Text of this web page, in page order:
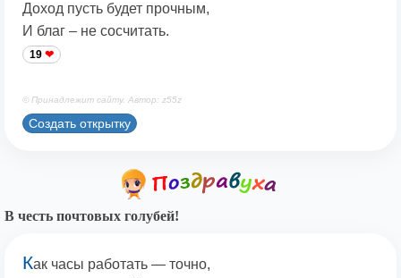
Доход пусть будет прочным,
И благ – не сосчитать.
19
© Принадлежит сайту. Автор: z55z
Создать открытку
В честь почтовых голубей!
Как часы работать — точно,